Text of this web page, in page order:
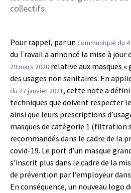
collectifs.
Pour rappel, par un communiqué du
du Travail a annoncé la mise à jour
29 mars 2020 relative aux masques «
des usages non sanitaires. En
du 27 janvier 2021, cette note a
techniques que doivent respecter
ainsi que leurs prescriptions
masques de catégorie 1 (filtration
recommandés dans le cadre de la
covid-19. Le port d’un masque
s’inscrit plus dans le cadre de la
de prévention par l’employeur
En conséquence, un nouveau logo